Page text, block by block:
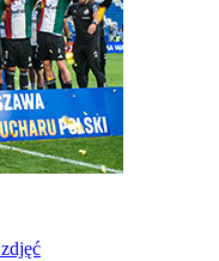
zdjęć